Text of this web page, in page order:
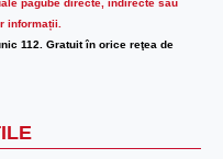
pagube directe, indirecte sau
informații.
112. Gratuit în orice reţea de